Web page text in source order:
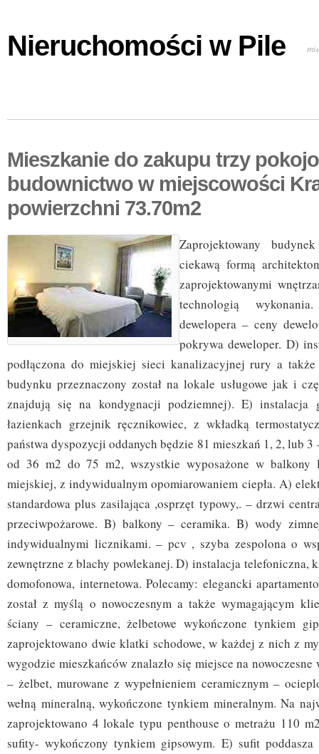
Nieruchomości w Pile
Mieszkanie do zakupu trzy
budownictwo w miejscowości
powierzchni 73.70m2
Zaprojektowany
ciekawą formą
zaprojektowanymi
technologią
dewelopera – ceny
pokrywa deweloper. D)
podłączona do miejskiej sieci kanalizacyjnej rury a
budynku przeznaczony został na lokale usługowe jak i
znajdują się na kondygnacji podziemnej). E) instalacja
łazienkach grzejnik ręcznikowiec, z wkładką
państwa dyspozycji oddanych będzie 81 mieszkań 1, 2, lub 3
od 36 m2 do 75 m2, wszystkie wyposażone w
miejskiej, z indywidualnym opomiarowaniem ciepła. A)
standardowa plus zasilająca ,osprzęt typowy,. – drzwi
przeciwpożarowe. B) balkony – ceramika. B) wody
indywidualnymi licznikami. – pcv , szyba zespolona o
zewnętrzne z blachy powlekanej. D) instalacja telefoniczna,
domofonowa, internetowa. Polecamy: elegancki
został z myślą o nowoczesnym a także wymagającym
ściany – ceramiczne, żelbetowe wykończone tynkiem
zaprojektowano dwie klatki schodowe, w każdej z nich z
wygodzie mieszkańców znalazło się miejsce na
– żelbet, murowane z wypełnieniem ceramicznym –
wełną mineralną, wykończone tynkiem mineralnym. Na
zaprojektowano 4 lokale typu penthouse o metrażu 110
sufity- wykończony tynkiem gipsowym. E) sufit poddasza